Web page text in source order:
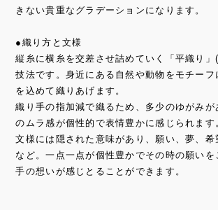
きない貴重なグラデーションになります。
●織り方と文様
縦糸に横糸を交差させ詰めていく「平織り
技法です。身近にある自然や動物をモチーフ
を込めて織りあげます。
織り手の指加減で織るため、多少のゆがみが
のムラ感が個性的で表情豊かに感じられます
文様には隠された意味があり、願い、夢、希
など。一点一点が個性豊かでその時の願いを
手の想いが感じとることができます。